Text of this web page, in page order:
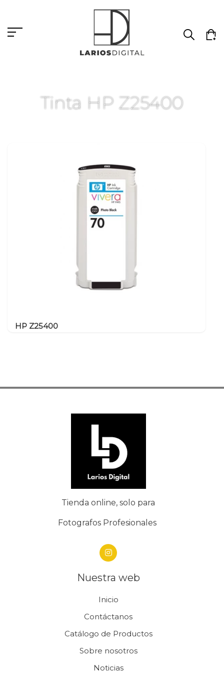
Tinta HP Z25400
HP Z25400
Tienda online, solo para
Fotografos Profesionales
Nuestra web
Inicio
Contáctanos
Catálogo de Productos
Sobre nosotros
Noticias